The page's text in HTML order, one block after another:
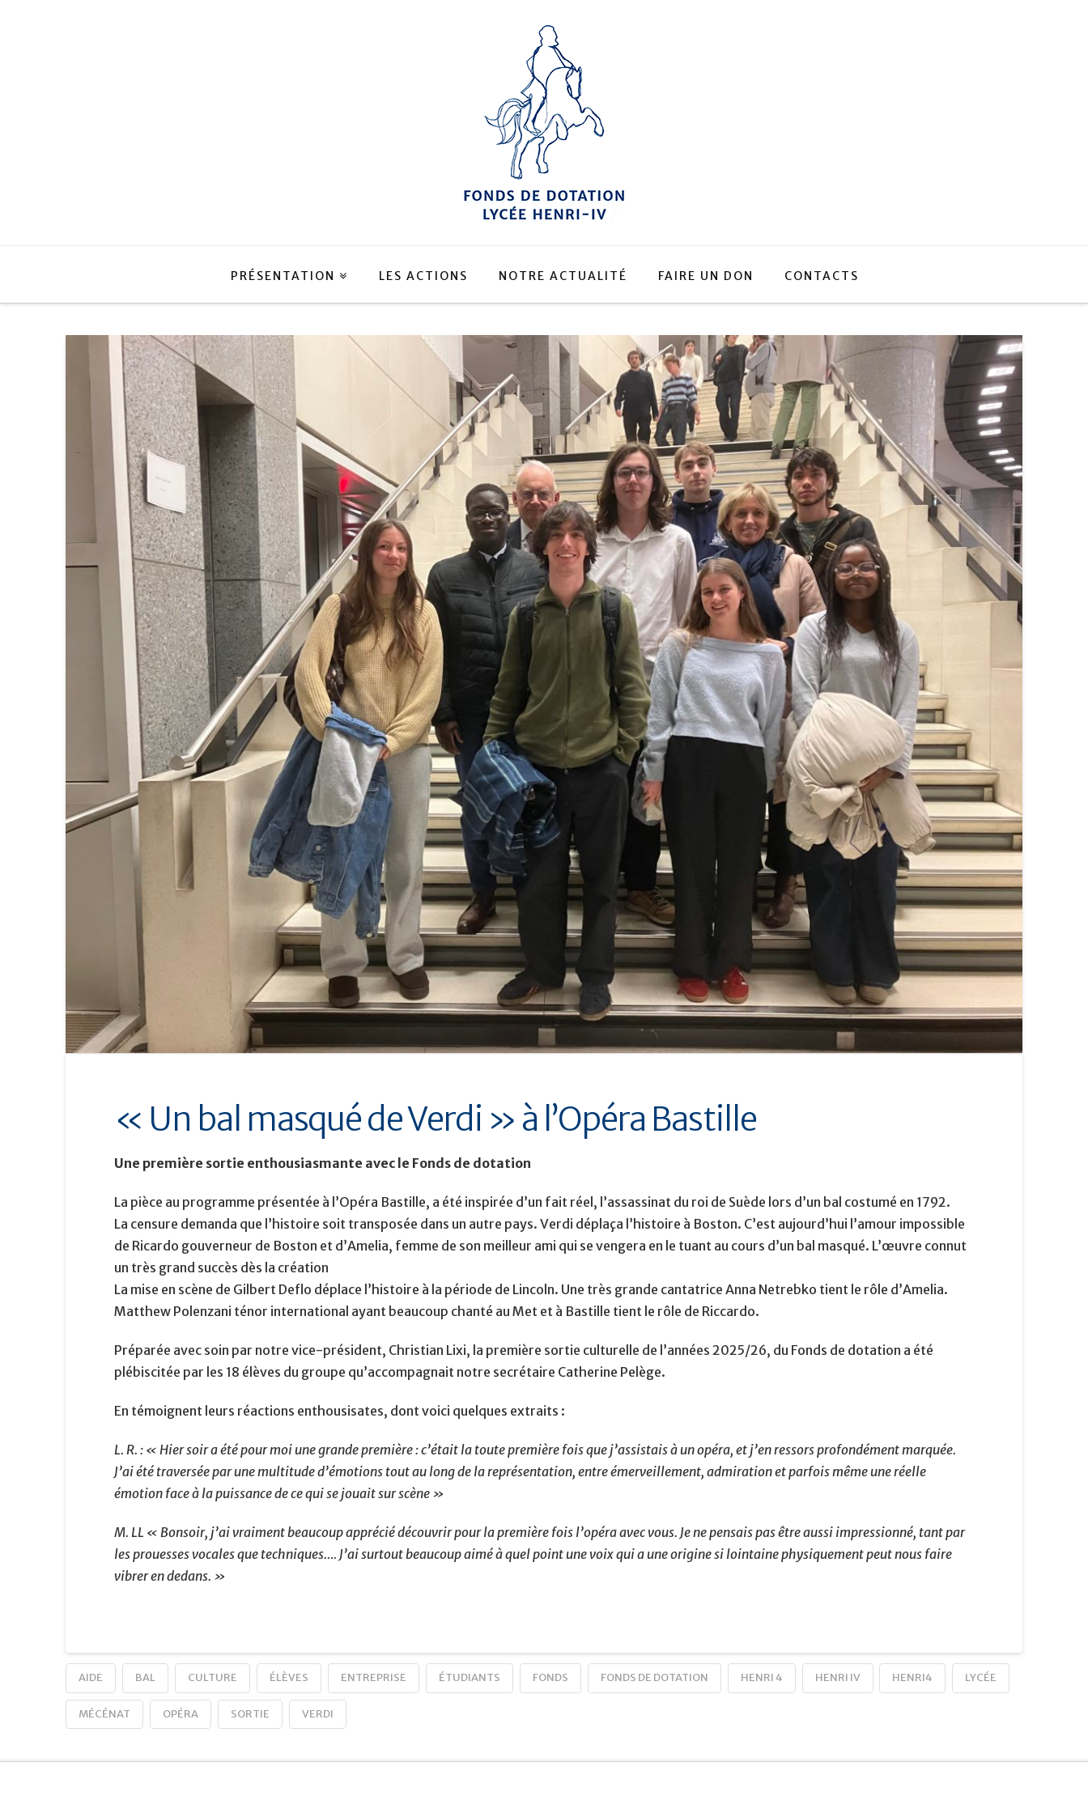
PRÉSENTATION LES ACTIONS NOTRE ACTUALITÉ FAIRE UN DON CONTACTS
« Un bal masqué de Verdi » à l’Opéra Bastille
Une première sortie enthousiasmante avec le Fonds de dotation
La pièce au programme présentée à l’Opéra Bastille, a été inspirée d’un fait réel, l’assassinat du roi de Suède lors d’un bal costumé en 1792.
La censure demanda que l’histoire soit transposée dans un autre pays. Verdi déplaça l’histoire à Boston. C’est aujourd’hui l’amour impossible
de Ricardo gouverneur de Boston et d’Amelia, femme de son meilleur ami qui se vengera en le tuant au cours d’un bal masqué. L’œuvre connut
un très grand succès dès la création
La mise en scène de Gilbert Deflo déplace l’histoire à la période de Lincoln. Une très grande cantatrice Anna Netrebko tient le rôle d’Amelia.
Matthew Polenzani ténor international ayant beaucoup chanté au Met et à Bastille tient le rôle de Riccardo.
Préparée avec soin par notre vice-président, Christian Lixi, la première sortie culturelle de l’années 2025/26, du Fonds de dotation a été
plébiscitée par les 18 élèves du groupe qu’accompagnait notre secrétaire Catherine Pelège.
En témoignent leurs réactions enthousisates, dont voici quelques extraits :
L. R. : « Hier soir a été pour moi une grande première : c’était la toute première fois que j’assistais à un opéra, et j’en ressors profondément marquée.
J’ai été traversée par une multitude d’émotions tout au long de la représentation, entre émerveillement, admiration et parfois même une réelle
émotion face à la puissance de ce qui se jouait sur scène »
M. LL « Bonsoir, j’ai vraiment beaucoup apprécié découvrir pour la première fois l’opéra avec vous. Je ne pensais pas être aussi impressionné, tant par
les prouesses vocales que techniques…. J’ai surtout beaucoup aimé à quel point une voix qui a une origine si lointaine physiquement peut nous faire
vibrer en dedans. »
AIDE BAL CULTURE ÉLÈVES ENTREPRISE ÉTUDIANTS FONDS FONDS DE DOTATION HENRI 4 HENRI IV HENRI4 LYCÉE
MÉCÉNAT OPÉRA SORTIE VERDI